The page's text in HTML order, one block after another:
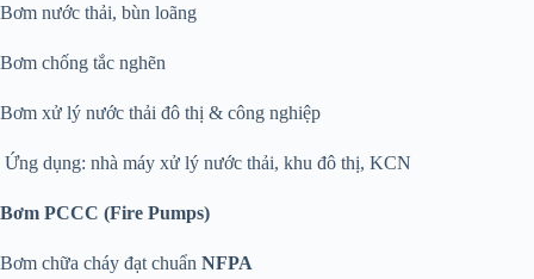
Bơm nước thải, bùn loãng
Bơm chống tắc nghẽn
Bơm xử lý nước thải đô thị & công nghiệp
Ứng dụng: nhà máy xử lý nước thải, khu đô thị, KCN
Bơm PCCC (Fire Pumps)
Bơm chữa cháy đạt chuẩn NFPA